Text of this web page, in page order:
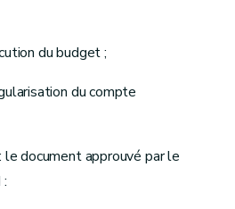
du budget ;
du compte
document approuvé par le